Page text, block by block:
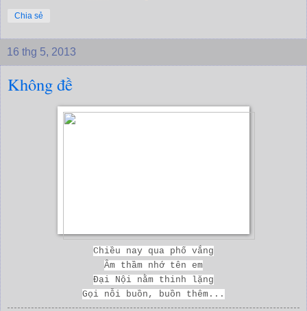
Chia sẻ
16 thg 5, 2013
Không đề
Chiều nay qua phố vắng
Âm thầm nhớ tên em
Đại Nội nằm thinh lặng
Gọi nỗi buồn, buồn thêm...